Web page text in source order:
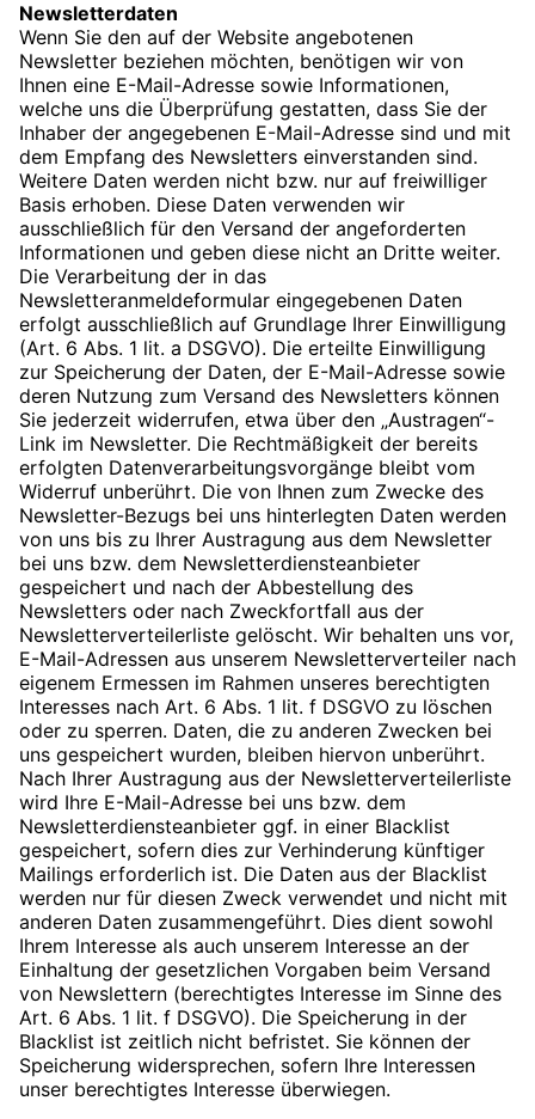
Newsletter­daten
Wenn Sie den auf der Website angebotenen
Newsletter beziehen möchten, benötigen wir von
Ihnen eine E-Mail-Adresse sowie Informationen,
welche uns die Überprüfung gestatten, dass Sie der
Inhaber der angegebenen E-Mail-Adresse sind und mit
dem Empfang des Newsletters einverstanden sind.
Weitere Daten werden nicht bzw. nur auf freiwilliger
Basis erhoben. Diese Daten verwenden wir
ausschließlich für den Versand der angeforderten
Informationen und geben diese nicht an Dritte weiter.
Die Verarbeitung der in das
Newsletteranmeldeformular eingegebenen Daten
erfolgt ausschließlich auf Grundlage Ihrer Einwilligung
(Art. 6 Abs. 1 lit. a DSGVO). Die erteilte Einwilligung
zur Speicherung der Daten, der E-Mail-Adresse sowie
deren Nutzung zum Versand des Newsletters können
Sie jederzeit widerrufen, etwa über den „Austragen“-
Link im Newsletter. Die Rechtmäßigkeit der bereits
erfolgten Datenverarbeitungsvorgänge bleibt vom
Widerruf unberührt. Die von Ihnen zum Zwecke des
Newsletter-Bezugs bei uns hinterlegten Daten werden
von uns bis zu Ihrer Austragung aus dem Newsletter
bei uns bzw. dem Newsletterdiensteanbieter
gespeichert und nach der Abbestellung des
Newsletters oder nach Zweckfortfall aus der
Newsletterverteilerliste gelöscht. Wir behalten uns vor,
E-Mail-Adressen aus unserem Newsletterverteiler nach
eigenem Ermessen im Rahmen unseres berechtigten
Interesses nach Art. 6 Abs. 1 lit. f DSGVO zu löschen
oder zu sperren. Daten, die zu anderen Zwecken bei
uns gespeichert wurden, bleiben hiervon unberührt.
Nach Ihrer Austragung aus der Newsletterverteilerliste
wird Ihre E-Mail-Adresse bei uns bzw. dem
Newsletterdiensteanbieter ggf. in einer Blacklist
gespeichert, sofern dies zur Verhinderung künftiger
Mailings erforderlich ist. Die Daten aus der Blacklist
werden nur für diesen Zweck verwendet und nicht mit
anderen Daten zusammengeführt. Dies dient sowohl
Ihrem Interesse als auch unserem Interesse an der
Einhaltung der gesetzlichen Vorgaben beim Versand
von Newslettern (berechtigtes Interesse im Sinne des
Art. 6 Abs. 1 lit. f DSGVO). Die Speicherung in der
Blacklist ist zeitlich nicht befristet. Sie können der
Speicherung widersprechen, sofern Ihre Interessen
unser berechtigtes Interesse überwiegen.